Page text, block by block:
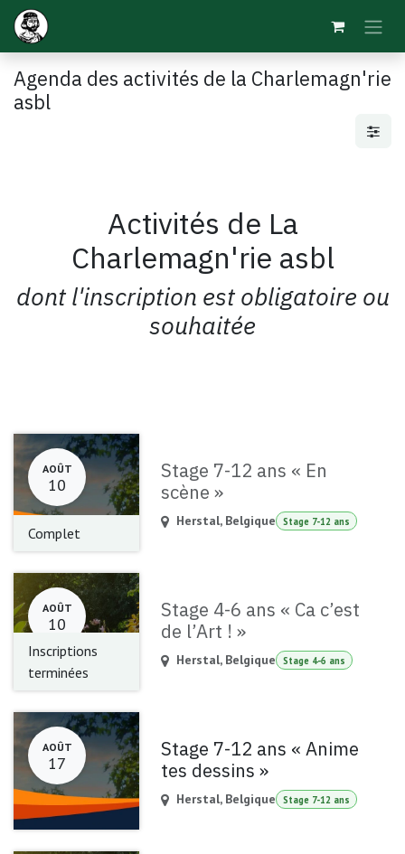
Se rendre au contenu
Agenda des activités de la Charlemagn'rie
asbl
Activités de La
Charlemagn'rie asbl
dont l'inscription est obligatoire ou
souhaitée
AOÛT
10
Complet
Stage 7-12 ans « En
scène »
Herstal, Belgique Stage 7-12 ans
AOÛT
10
Inscriptions
terminées
Stage 4-6 ans « Ca c’est
de l’Art ! »
Herstal, Belgique Stage 4-6 ans
AOÛT
17
Stage 7-12 ans « Anime
tes dessins »
Herstal, Belgique Stage 7-12 ans